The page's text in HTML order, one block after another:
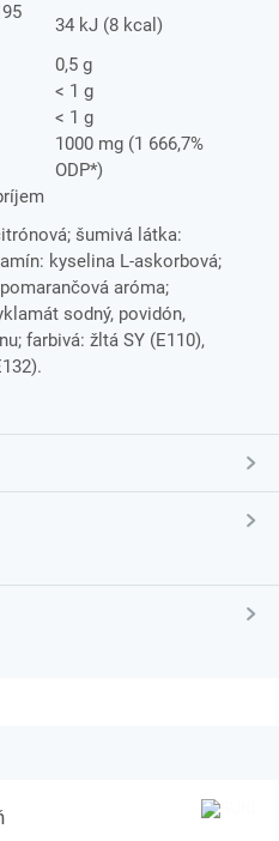
34 kJ (8 kcal)
0,5 g
< 1 g
< 1 g
1000 mg (1 666,7%
ODP*)
šumivá látka:
kyselina L-askorbová;
aróma;
sodný, povidón,
farbivá: žltá SY (E110),